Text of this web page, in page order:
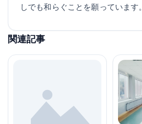
しでも和らぐことを願っています。
関連記事